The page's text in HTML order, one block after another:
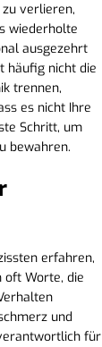
verlieren,
wiederholte
ausgezehrt
häufig nicht die
trennen,
es nicht Ihre
Schritt, um
bewahren.
erfahren,
oft Worte, die
und
für